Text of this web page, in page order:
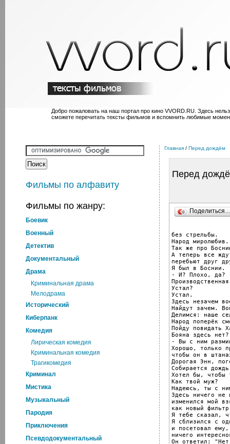
Добро пожаловать на наш портал про кино VVORD.RU. Здесь
сможете перечитать тексты фильмов и вспомнить любимые
Фильмы по алфавиту
Фильмы по жанру:
Боевик
Военный
Детектив
Документальный
Драма
Криминальная драма
Мелодрама
Исторический
Киберпанк
Комедия
Лирическая комедия
Криминальная комедия
Трагикомедия
Криминал
Мистика
Музыкальный
Пародия
Приключения
Псевдодокументальный
Главная / Перед дождём
Перед
без стрельбы.
Народ миролюбив.
Так же про
А теперь все
перебьют друг
Я был в Боснии.
- И? Плохо, да?
Устал?
Устал.
Здесь незачем
Найдут зачем.
Делимся: наше
Народ поперёк
Пойду повидать
Бояна здесь нет?
- Вы с ним
Хорошо, только
чтобы он в
Дорогая Энн,
Собирается
Хотел бы, чтобы
Как твой муж?
Надеюсь, ты с
Здесь ничего не
изменился мой
как новый
Я тебе сказал,
Я сблизился с
и посетовал
ничего
Он ответил: